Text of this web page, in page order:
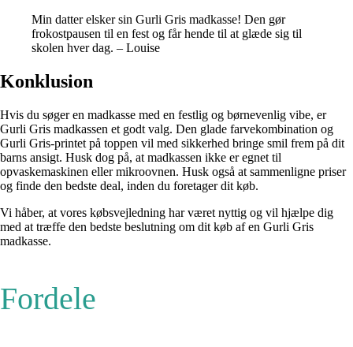
Min datter elsker sin Gurli Gris madkasse! Den gør
frokostpausen til en fest og får hende til at glæde sig til
skolen hver dag. – Louise
Konklusion
Hvis du søger en madkasse med en festlig og børnevenlig vibe, er
Gurli Gris madkassen et godt valg. Den glade farvekombination og
Gurli Gris-printet på toppen vil med sikkerhed bringe smil frem på dit
barns ansigt. Husk dog på, at madkassen ikke er egnet til
opvaskemaskinen eller mikroovnen. Husk også at sammenligne priser
og finde den bedste deal, inden du foretager dit køb.
Vi håber, at vores købsvejledning har været nyttig og vil hjælpe dig
med at træffe den bedste beslutning om dit køb af en Gurli Gris
madkasse.
Fordele